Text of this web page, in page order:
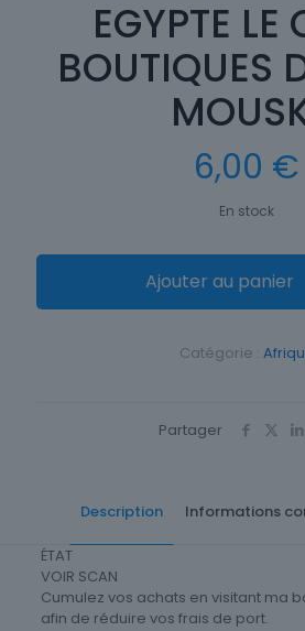
EGYPTE LE
BOUTIQUES
6,00 €
En stock
Ajouter au panier
Catégorie :
Partager
Description Informations
ÉTAT
VOIR SCAN
Cumulez vos achats en visitant ma
afin de réduire vos frais de port.